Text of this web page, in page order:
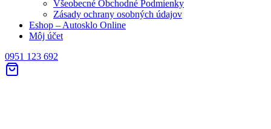
Všeobecné Obchodné Podmienky
Zásady ochrany osobných údajov
Eshop – Autosklo Online
Môj účet
0951 123 692